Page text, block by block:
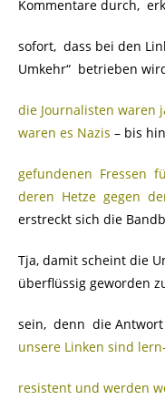
Kommentare durch,
sofort, dass bei den
Umkehr“ betrieben
die Journalisten waren
waren es Nazis – bis
gefundenen Fressen
deren Hetze gegen
erstreckt sich die
Tja, damit scheint die
überflüssig geworden
sein, denn die Antwort
unsere Linken sind lern-
resistent und werden